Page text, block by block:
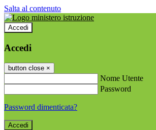
Salta al contenuto
Accedi
Accedi
button close ×
Nome Utente
Password
Password dimenticata?